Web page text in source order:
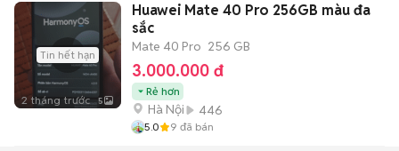
Tin hết hạn
2 tháng trước 5
Huawei Mate 40 Pro 256GB màu đa
sắc
Mate 40 Pro 256 GB
3.000.000 đ
Rẻ hơn
Hà Nội 446
5.0 9 đã bán